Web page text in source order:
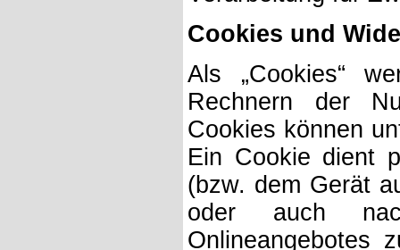
Cookies und
Als „Cookies“
Rechnern der
Cookies können
Ein Cookie dient
(bzw. dem Gerät
oder auch
Onlineangebotes